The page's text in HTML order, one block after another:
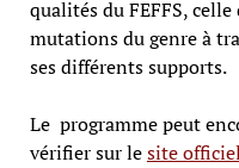
qualités du FEFFS,
mutations du genre à
ses différents supports.
Le programme peut
vérifier sur lesite officiel